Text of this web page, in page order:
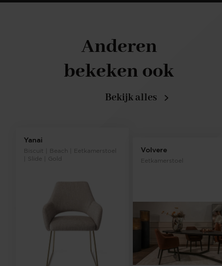
Yanai
Biscuit | Beach | Eetkamerstoel
| Slide | Gold
Volvere
Eetkamerstoel
Anderen
bekeken ook
Bekijk alles